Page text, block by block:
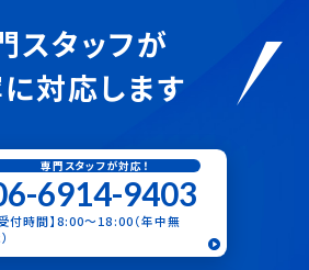
スタッフが
対応します
専門スタッフが対応！
6914-9403
受付時間】8:00〜18:00（年中無